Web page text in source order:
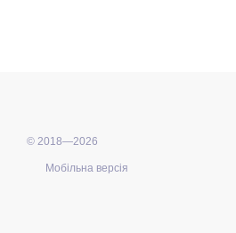
© 2018—2026
Мобільна версія